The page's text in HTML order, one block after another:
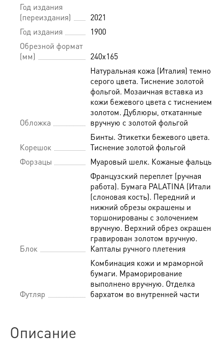
Год издания
(переиздания)
2021
Год издания
1900
Обрезной формат
(мм)
240х165
Обложка
Натуральная кожа (Италия) темно-
серого цвета. Тиснение золотой
фольгой. Мозаичная вставка из
кожи бежевого цвета с тиснением
золотом. Дублюры, откатанные
вручную с золотой фольгой
Корешок
Бинты. Этикетки бежевого цвета.
Тиснение золотой фольгой
Форзацы
Муаровый шелк. Кожаные фальцы
Блок
Французский переплет (ручная
работа). Бумага PALATINA (Италия)
(слоновая кость). Передний и
нижний обрезы окрашены и
торшонированы с золочением
вручную. Верхний обрез окрашен и
гравирован золотом вручную.
Капталы ручного плетения
Футляр
Комбинация кожи и мраморной
бумаги. Мраморирование
выполнено вручную. Отделка
бархатом во внутренней части
Описание